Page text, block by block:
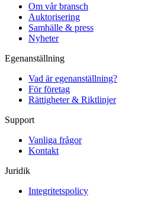
Om vår bransch
Auktorisering
Samhälle & press
Nyheter
Egenanställning
Vad är egenanställning?
För företag
Rättigheter & Riktlinjer
Support
Vanliga frågor
Kontakt
Juridik
Integritetspolicy